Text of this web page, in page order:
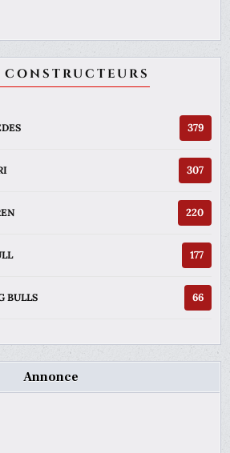
379
307
220
177
BULLS 66
Annonce